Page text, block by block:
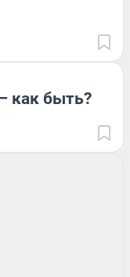
как быть?